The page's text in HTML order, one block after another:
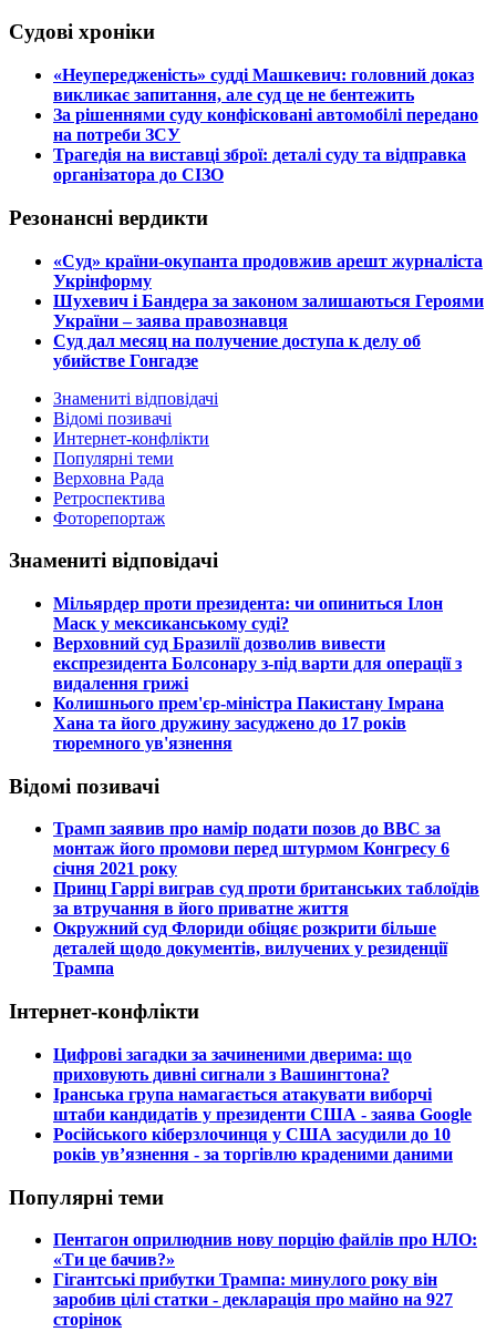
Судові хроніки
​«Неупередженість» судді Машкевич: головний доказ
викликає запитання, але суд це не бентежить
​За рішеннями суду конфісковані автомобілі передано
на потреби ЗСУ
​Трагедія на виставці зброї: деталі суду та відправка
організатора до СІЗО
Резонансні вердикти
​«Суд» країни-окупанта продовжив арешт журналіста
Укрінформу
Шухевич і Бандера за законом залишаються Героями
України – заява правознавця
Суд дал месяц на получение доступа к делу об
убийстве Гонгадзе
Знамениті відповідачі
Відомі позивачі
Интернет-конфлікти
Популярні теми
Верховна Рада
Ретроспектива
Фоторепортаж
Знамениті відповідачі
​Мільярдер проти президента: чи опиниться Ілон
Маск у мексиканському суді?
​Верховний суд Бразилії дозволив вивести
експрезидента Болсонару з-під варти для операції з
видалення грижі
​Колишнього прем'єр-міністра Пакистану Імрана
Хана та його дружину засуджено до 17 років
тюремного ув'язнення
Відомі позивачі
​Трамп заявив про намір подати позов до ВВС за
монтаж його промови перед штурмом Конгресу 6
січня 2021 року
​Принц Гаррі виграв суд проти британських таблоїдів
за втручання в його приватне життя
​Окружний суд Флориди обіцяє розкрити більше
деталей щодо документів, вилучених у резиденції
Трампа
Інтернет-конфлікти
​Цифрові загадки за зачиненими дверима: що
приховують дивні сигнали з Вашингтона?
​Іранська група намагається атакувати виборчі
штаби кандидатів у президенти США - заява Google
​Російського кіберзлочинця у США засудили до 10
років ув’язнення - за торгівлю краденими даними
Популярні теми
​Пентагон оприлюднив нову порцію файлів про НЛО:
«Ти це бачив?»
​Гігантські прибутки Трампа: минулого року він
заробив цілі статки - декларація про майно на 927
сторінок